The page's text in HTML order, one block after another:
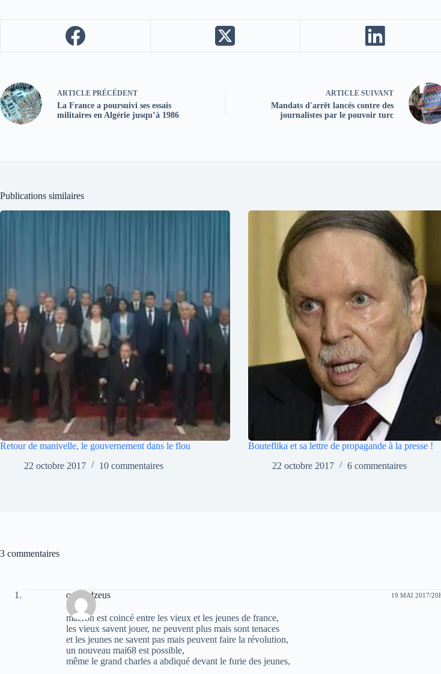
ARTICLE PRÉCÉDENT
La France a poursuivi ses essais
militaires en Algérie jusqu’à 1986
ARTICLE SUIVANT
Mandats d'arrêt lancés contre des
journalistes par le pouvoir turc
Publications similaires
Retour de manivelle, le gouvernement dans le flou
22 octobre 2017
10 commentaires
Bouteflika et sa lettre de propagande à la presse !
22 octobre 2017
6 commentaires
3 commentaires
oziris dzeus 19 MAI 2017/
macron est coincé entre les vieux et les jeunes de france,
les vieux savent jouer, ne peuvent plus mais sont tenaces
et les jeunes ne savent pas mais peuvent faire la révolution,
un nouveau mai68 est possible,
même le grand charles a abdiqué devant le furie des jeunes,